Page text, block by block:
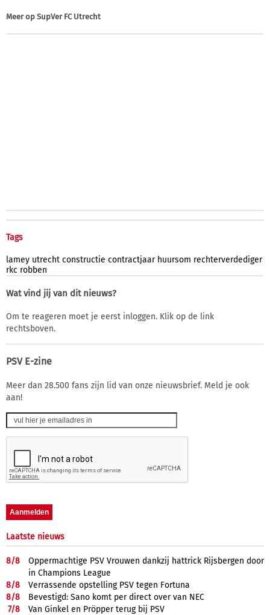
Meer op SupVer FC Utrecht
Tags
lamey utrecht constructie contractjaar huursom rechterverdediger
rkc robben
Wat vind jij van dit nieuws?
Om te reageren moet je eerst inloggen. Klik op de link
rechtsboven.
PSV E-zine
Meer dan 28.500 fans zijn lid van onze nieuwsbrief. Meld je ook
aan!
Laatste nieuws
8/8
Oppermachtige PSV Vrouwen dankzij hattrick Rijsbergen door
in Champions League
8/8
Verrassende opstelling PSV tegen Fortuna
8/8
Bevestigd: Sano komt per direct over van NEC
7/8
Van Ginkel en Pröpper terug bij PSV